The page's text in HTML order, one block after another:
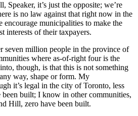
Speaker, it’s just the opposite; we’re
is no law against that right now in the
municipalities to make the
interests of their taxpayers.
seven million people in the province of
where as-of-right four is the
though, is that this is not something
way, shape or form. My
it’s legal in the city of Toronto, less
been built; I know in other communities,
Hill, zero have been built.